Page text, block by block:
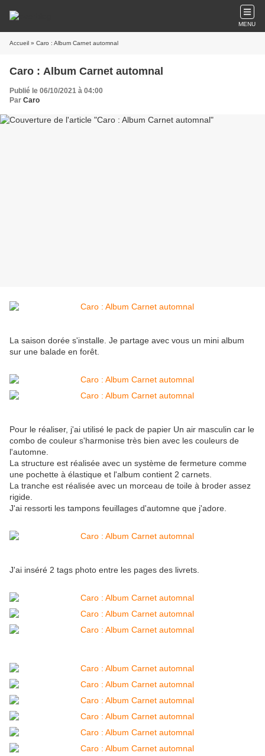
MENU
Accueil » Caro : Album Carnet automnal
Caro : Album Carnet automnal
Publié le 06/10/2021 à 04:00
Par Caro
La saison dorée s'installe. Je partage avec vous un mini album
sur une balade en forêt.
Pour le réaliser, j'ai utilisé le pack de papier Un air masculin car le
combo de couleur s'harmonise très bien avec les couleurs de
l'automne.
La structure est réalisée avec un système de fermeture comme
une pochette à élastique et l'album contient 2 carnets.
La tranche est réalisée avec un morceau de toile à broder assez
rigide.
J'ai ressorti les tampons feuillages d'automne que j'adore.
J'ai inséré 2 tags photo entre les pages des livrets.